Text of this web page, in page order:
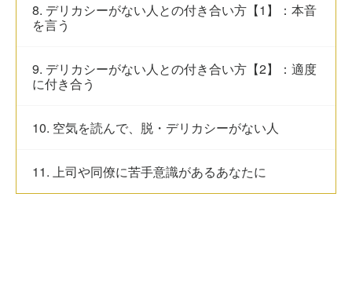
8. デリカシーがない人との付き合い方【1】：本音
を言う
9. デリカシーがない人との付き合い方【2】：適度
に付き合う
10. 空気を読んで、脱・デリカシーがない人
11. 上司や同僚に苦手意識があるあなたに